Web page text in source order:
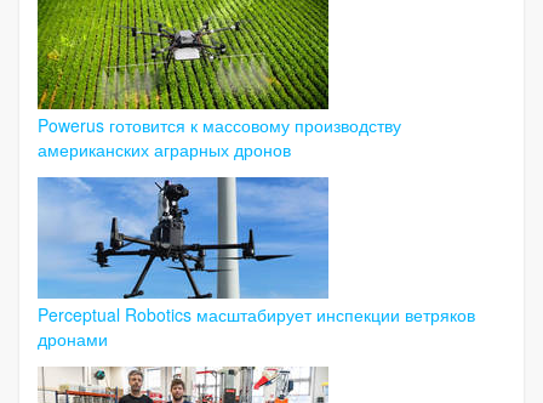
Powerus готовится к массовому производству
американских аграрных дронов
Perceptual Robotics масштабирует инспекции ветряков
дронами